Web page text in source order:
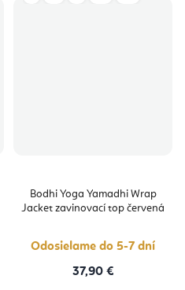
Bodhi Yoga Yamadhi Wrap
Jacket zavinovací top červená
Odosielame do 5-7 dní
37,90 €